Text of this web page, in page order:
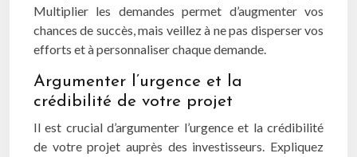
Multiplier les demandes permet d’augmenter vos
chances de succès, mais veillez à ne pas disperser vos
efforts et à personnaliser chaque demande.
Argumenter l’urgence et la
crédibilité de votre projet
Il est crucial d’argumenter l’urgence et la crédibilité
de votre projet auprès des investisseurs. Expliquez